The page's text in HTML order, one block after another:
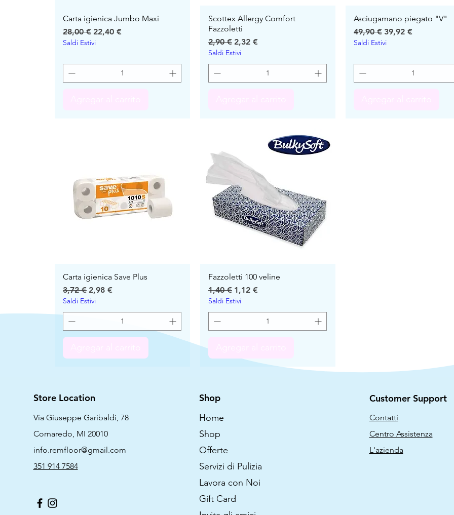
Carta igienica Jumbo Maxi
Precio
28,00 € Precio de oferta
22,40 €
Saldi Estivi
Scottex Allergy Comfort
Fazzoletti
Precio
2,90 € Precio de oferta
2,32 €
Saldi Estivi
Asciugamano piegato "V"
Precio
49,90 € Precio de oferta
39,92 €
Saldi Estivi
Carta igienica Save Plus
Precio
3,72 € Precio de oferta
2,98 €
Saldi Estivi
Fazzoletti 100 veline
Precio
1,40 € Precio de oferta
1,12 €
Saldi Estivi
Store Location
Via Giuseppe Garibaldi, 78
Cornaredo, MI 20010
info.remfloor@gmail.com
351 914 7584
Shop
Home
Shop
Offerte
Servizi di Pulizia
Lavora con Noi
Gift Card
Customer Support
Contatti
Centro Assistenza
L'azienda